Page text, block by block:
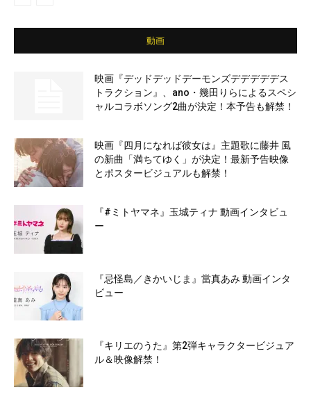
動画
映画『デッドデッドデーモンズデデデデデス
トラクション』、ano・幾田りらによるスペシ
ャルコラボソング2曲が決定！本予告も解禁！
映画『四月になれば彼女は』主題歌に藤井 風
の新曲「満ちてゆく」が決定！最新予告映像
とポスタービジュアルも解禁！
『#ミトヤマネ』玉城ティナ 動画インタビュ
ー
『忌怪島／きかいじま』當真あみ 動画インタ
ビュー
『キリエのうた』第2弾キャラクタービジュア
ル＆映像解禁！